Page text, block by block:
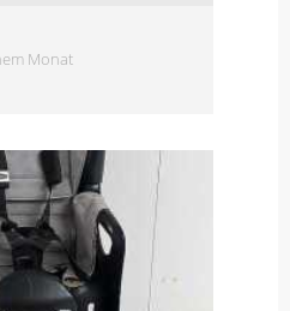
Monat